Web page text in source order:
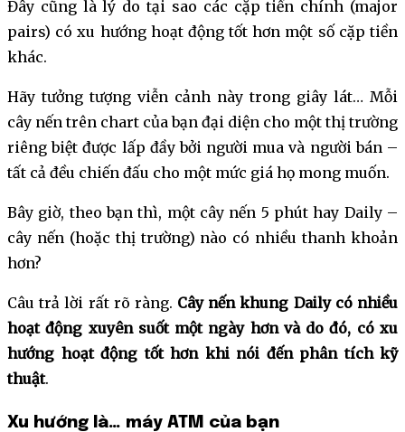
Đây cũng là lý do tại sao các cặp tiền chính (major
pairs) có xu hướng hoạt động tốt hơn một số cặp tiền
khác.
Hãy tưởng tượng viễn cảnh này trong giây lát… Mỗi
cây nến trên chart của bạn đại diện cho một thị trường
riêng biệt được lấp đầy bởi người mua và người bán –
tất cả đều chiến đấu cho một mức giá họ mong muốn.
Bây giờ, theo bạn thì, một cây nến 5 phút hay Daily –
cây nến (hoặc thị trường) nào có nhiều thanh khoản
hơn?
Câu trả lời rất rõ ràng. Cây nến khung Daily có nhiều
hoạt động xuyên suốt một ngày hơn và do đó, có xu
hướng hoạt động tốt hơn khi nói đến phân tích kỹ
thuật.
Xu hướng là… máy ATM của bạn